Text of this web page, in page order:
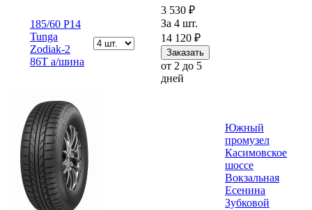
185/60 Р14
Tunga
Zodiak-2
86T а/шина
3 530 ₽
За 4 шт.
14 120 ₽
от 2 до 5
дней
Южный
промузел
Касимовское
шоссе
Вокзальная
Есенина
Зубковой